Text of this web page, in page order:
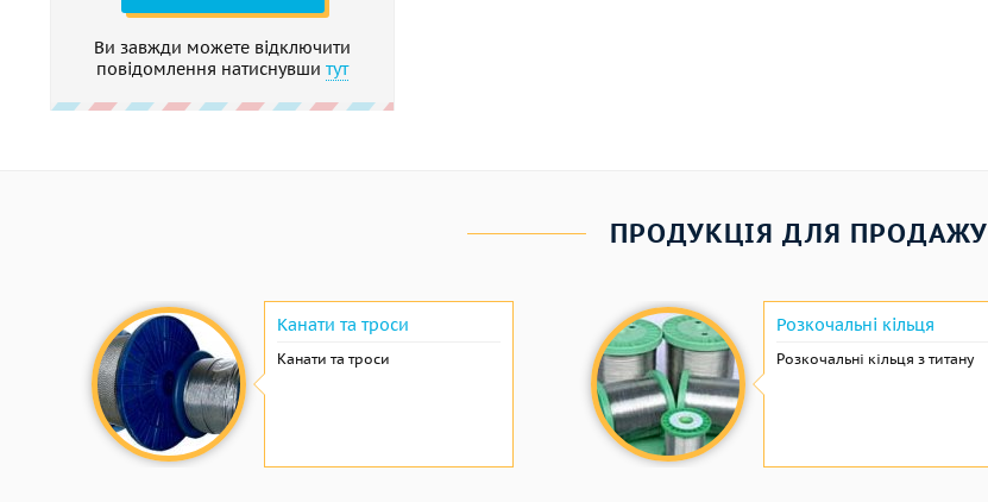
Ви завжди можете відключити
повідомлення натиснувши тут
ПРОДУКЦІЯ ДЛЯ ПРОДАЖУ
Канати та троси
Канати та троси
Розкочальні кільця
Розкочальні кільця з титану